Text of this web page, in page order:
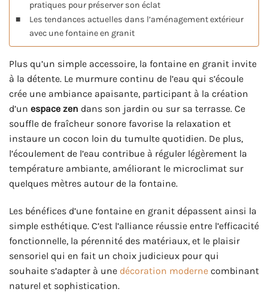
pratiques pour préserver son éclat
Les tendances actuelles dans l’aménagement extérieur
avec une fontaine en granit
Plus qu’un simple accessoire, la fontaine en granit invite
à la détente. Le murmure continu de l’eau qui s’écoule
crée une ambiance apaisante, participant à la création
d’un espace zen dans son jardin ou sur sa terrasse. Ce
souffle de fraîcheur sonore favorise la relaxation et
instaure un cocon loin du tumulte quotidien. De plus,
l’écoulement de l’eau contribue à réguler légèrement la
température ambiante, améliorant le microclimat sur
quelques mètres autour de la fontaine.
Les bénéfices d’une fontaine en granit dépassent ainsi la
simple esthétique. C’est l’alliance réussie entre l’efficacité
fonctionnelle, la pérennité des matériaux, et le plaisir
sensoriel qui en fait un choix judicieux pour qui
souhaite s’adapter à une décoration moderne combinant
naturel et sophistication.